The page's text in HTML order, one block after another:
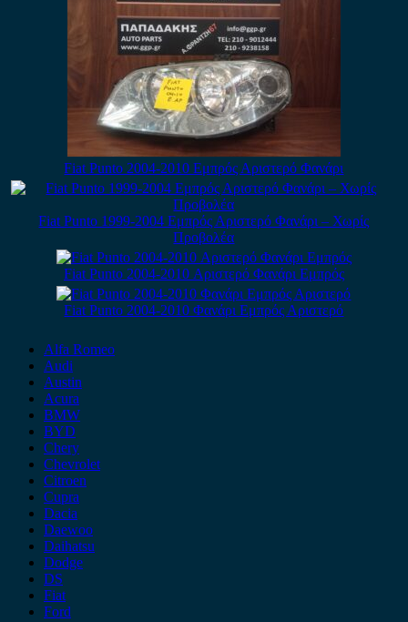
Fiat Punto 2004-2010 Εμπρός Αριστερό Φανάρι
Fiat Punto 1999-2004 Εμπρός Αριστερό Φανάρι – Χωρίς
Προβολέα
Fiat Punto 2004-2010 Αριστερό Φανάρι Εμπρός
Fiat Punto 2004-2010 Φανάρι Εμπρός Αριστερό
Alfa Romeo
Audi
Austin
Acura
BMW
BYD
Chery
Chevrolet
Citroen
Cupra
Dacia
Daewoo
Daihatsu
Dodge
DS
Fiat
Ford